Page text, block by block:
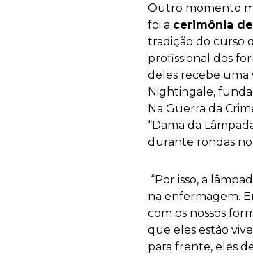
Outro momento
foi a cerimônia
tradição do curso
profissional dos
deles recebe uma
Nightingale,
Na Guerra da
“Dama da
durante rondas
“Por isso, a
na enfermagem.
com os nossos
que eles estão
para frente, eles